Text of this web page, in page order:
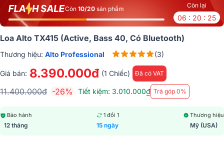
Còn 10/20 sản phẩm Còn lại
06 : 20 : 24
Loa Alto TX415 (Active, Bass 40, Có Bluetooth)
Thương hiệu: Alto Professional (3)
Giá bán: 8.390.000đ (1 Chiếc) Đã có VAT
11.400.000đ -26% Tiết kiệm: 3.010.000₫ Trả góp 0%
Bảo hành
12 tháng
1 đổi 1
15 ngày
Thương hiệu
Mỹ (USA)